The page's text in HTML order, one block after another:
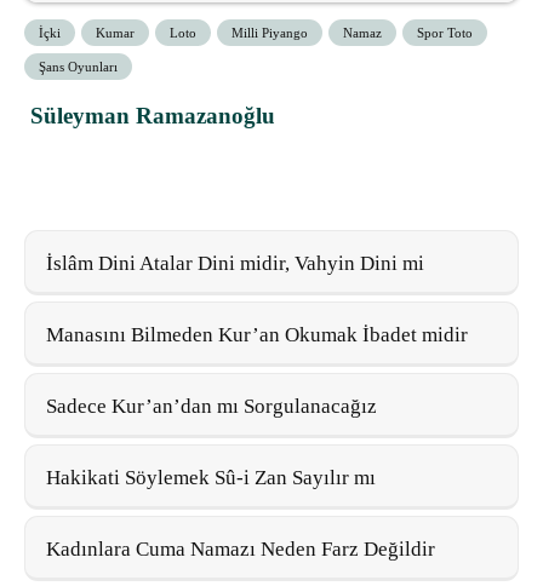
İçki Kumar Loto Milli Piyango Namaz Spor Toto
Şans Oyunları
Süleyman Ramazanoğlu
İslâm Dini Atalar Dini midir, Vahyin Dini mi
Manasını Bilmeden Kur’an Okumak İbadet midir
Sadece Kur’an’dan mı Sorgulanacağız
Hakikati Söylemek Sû-i Zan Sayılır mı
Kadınlara Cuma Namazı Neden Farz Değildir